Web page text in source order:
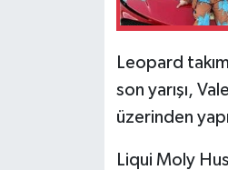
Leopard
son yarışı,
üzerinden
Liqui Moly
Formula 1